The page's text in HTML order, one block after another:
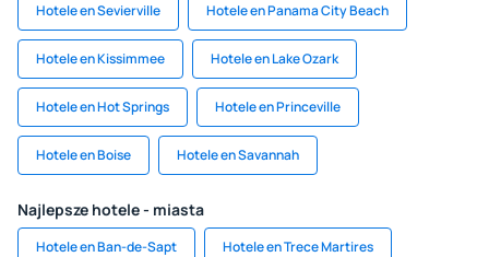
Hotele en Sevierville Hotele en Panama City Beach
Hotele en Kissimmee Hotele en Lake Ozark
Hotele en Hot Springs Hotele en Princeville
Hotele en Boise Hotele en Savannah
Najlepsze hotele - miasta
Hotele en Ban-de-Sapt Hotele en Trece Martires